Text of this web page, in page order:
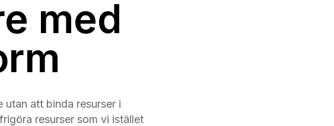
med
utan att binda resurser i
resurser som vi istället